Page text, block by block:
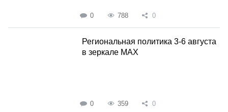
0 788 0
Региональная политика 3-6 августа
в зеркале MAX
0 359 0